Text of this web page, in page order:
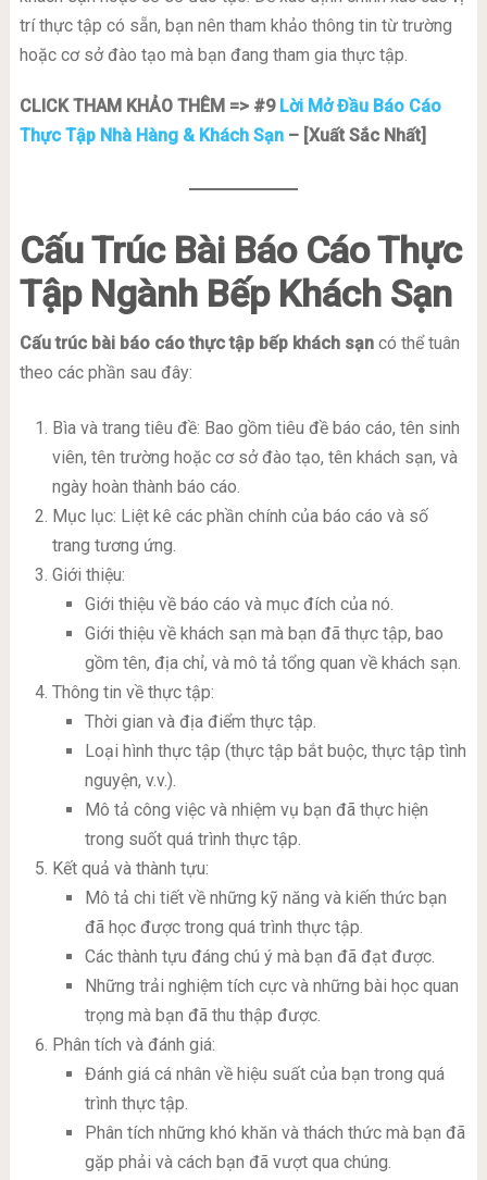
trí thực tập có sẵn, bạn nên tham khảo thông tin từ trường
hoặc cơ sở đào tạo mà bạn đang tham gia thực tập.
CLICK THAM KHẢO THÊM => #9 Lời Mở Đầu Báo Cáo
Thực Tập Nhà Hàng & Khách Sạn– [Xuất Sắc Nhất]
Cấu Trúc Bài Báo Cáo Thực
Tập Ngành Bếp Khách Sạn
Cấu trúc bài báo cáo thực tập bếp khách sạncó thể tuân
theo các phần sau đây:
Bìa và trang tiêu đề: Bao gồm tiêu đề báo cáo, tên sinh
viên, tên trường hoặc cơ sở đào tạo, tên khách sạn, và
ngày hoàn thành báo cáo.
Mục lục: Liệt kê các phần chính của báo cáo và số
trang tương ứng.
Giới thiệu:
Giới thiệu về báo cáo và mục đích của nó.
Giới thiệu về khách sạn mà bạn đã thực tập, bao
gồm tên, địa chỉ, và mô tả tổng quan về khách sạn.
Thông tin về thực tập:
Thời gian và địa điểm thực tập.
Loại hình thực tập (thực tập bắt buộc, thực tập tình
nguyện, v.v.).
Mô tả công việc và nhiệm vụ bạn đã thực hiện
trong suốt quá trình thực tập.
Kết quả và thành tựu:
Mô tả chi tiết về những kỹ năng và kiến thức bạn
đã học được trong quá trình thực tập.
Các thành tựu đáng chú ý mà bạn đã đạt được.
Những trải nghiệm tích cực và những bài học quan
trọng mà bạn đã thu thập được.
Phân tích và đánh giá:
Đánh giá cá nhân về hiệu suất của bạn trong quá
trình thực tập.
Phân tích những khó khăn và thách thức mà bạn đã
gặp phải và cách bạn đã vượt qua chúng.